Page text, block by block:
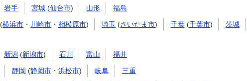
岩手 宮城(仙台市) 山形 福島
(横浜市 ・ 川崎市 ・相模原市) 埼玉 (さいたま市) 千葉(千葉市) 茨城
新潟 (新潟市) 石川 富山 福井
静岡 (静岡市 ・浜松市) 岐阜 三重